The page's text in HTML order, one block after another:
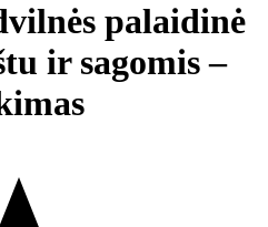
palaidinė
ir sagomis –